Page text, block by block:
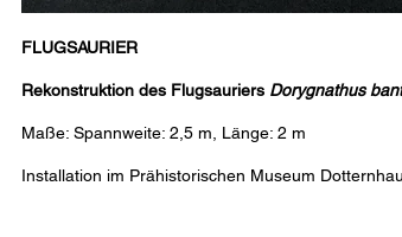
FLUGSAURIER
Rekonstruktion des Flugsauriers Dorygnathus
Maße: Spannweite: 2,5 m, Länge: 2 m
Installation im Prähistorischen Museum